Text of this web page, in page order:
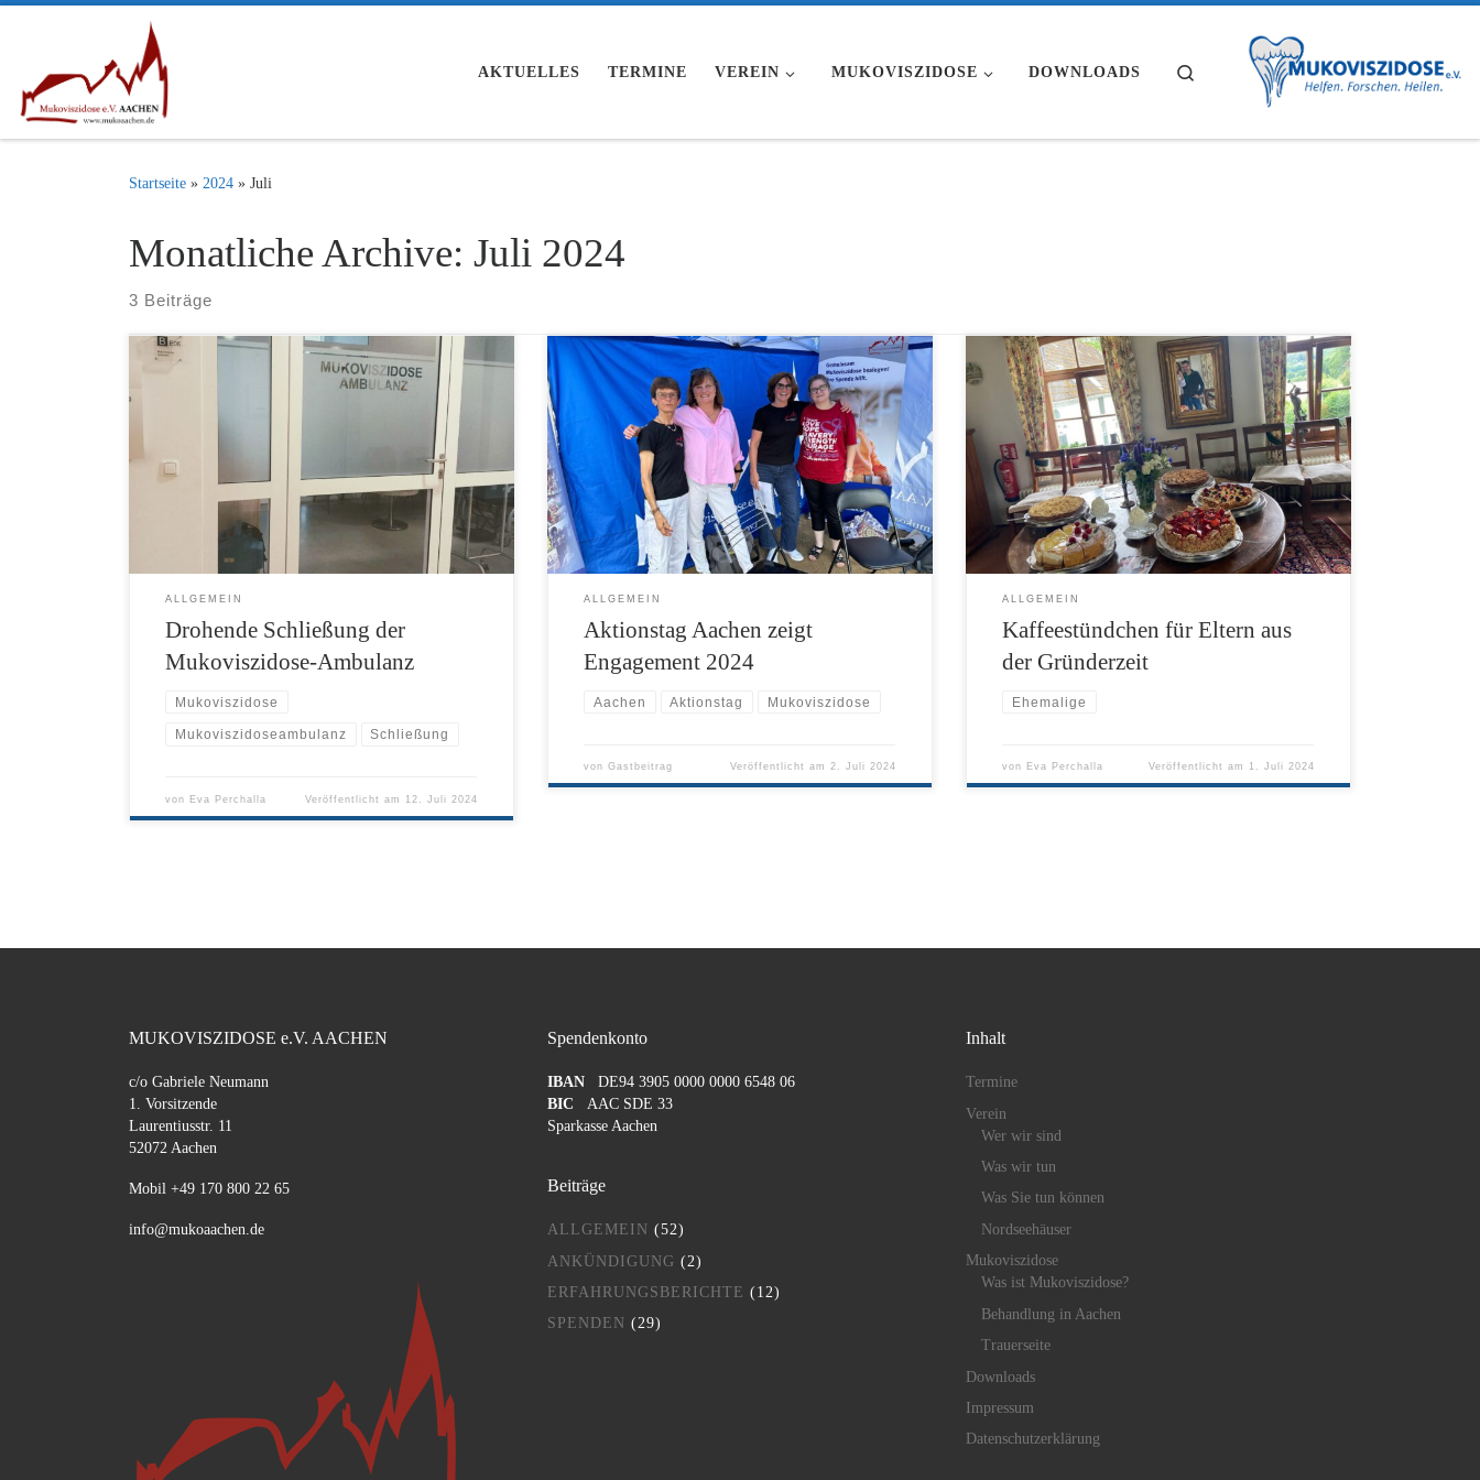
Zum Inhalt springen
AKTUELLES TERMINE VEREIN MUKOVISZIDOSE DOWNLOADS
Startseite » 2024 » Juli
Monatliche Archive: Juli 2024
3 Beiträge
Der Mukoviszidose-Ambulanz für Erwachsene im
Luisenhospital Aachen droht derzeit die Schließung.
Unser Vorstand wurde am 25.06.2024 von Dipl.-
Betriebswirt Ralf Wenzel (Vorstandsvorsitzender
Luisenhospital) davon in Kenntnis gesetzt! Wir sind
schockiert und werden alles dafür tun, um diese so gut
laufende und wichtige Anlaufstelle für Menschen mit
Mukoviszidose im Aachener Raum zu […]
ALLGEMEIN
Drohende Schließung der
Mukoviszidose-Ambulanz
Mukoviszidose
Mukoviszidoseambulanz Schließung
von Eva Perchalla Veröffentlicht am 12. Juli 2024
Am 23.06.2024 fand der Aktionstag "Aachen zeigt
Engagement" statt. Auch wir waren mit einem
Informationsstand dabei.
ALLGEMEIN
Aktionstag Aachen zeigt
Engagement 2024
Aachen Aktionstag Mukoviszidose
vonGastbeitrag Veröffentlicht am 2. Juli 2024
Wir haben ein Treffen für Eltern aus der Gründerzeit
angeboten, um den ehemaligen Aktiven für ihre frühe
wichtige Arbeit zu danken.
ALLGEMEIN
Kaffeestündchen für Eltern aus
der Gründerzeit
Ehemalige
von Eva Perchalla Veröffentlicht am 1. Juli 2024
MUKOVISZIDOSE e.V. AACHEN
c/o Gabriele Neumann
1. Vorsitzende
Laurentiusstr. 11
52072 Aachen
Mobil +49 170 800 22 65
info@mukoaachen.de
Spendenkonto
IBAN DE94 3905 0000 0000 6548 06
BIC AAC SDE 33
Sparkasse Aachen
Beiträge
ALLGEMEIN (52)
ANKÜNDIGUNG (2)
ERFAHRUNGSBERICHTE (12)
SPENDEN (29)
Inhalt
Termine
Verein
Wer wir sind
Was wir tun
Was Sie tun können
Nordseehäuser
Mukoviszidose
Was ist Mukoviszidose?
Behandlung in Aachen
Trauerseite
Downloads
Impressum
Datenschutzerklärung